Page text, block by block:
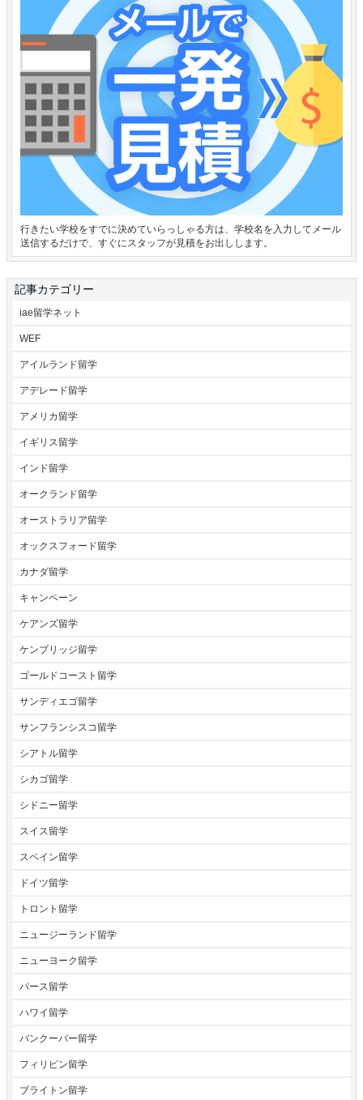
行きたい学校をすでに決めていらっしゃる方は、学校名を入力してメール
送信するだけで、すぐにスタッフが見積をお出しします。
記事カテゴリー
iae留学ネット
WEF
アイルランド留学
アデレード留学
アメリカ留学
イギリス留学
インド留学
オークランド留学
オーストラリア留学
オックスフォード留学
カナダ留学
キャンペーン
ケアンズ留学
ケンブリッジ留学
ゴールドコースト留学
サンディエゴ留学
サンフランシスコ留学
シアトル留学
シカゴ留学
シドニー留学
スイス留学
スペイン留学
ドイツ留学
トロント留学
ニュージーランド留学
ニューヨーク留学
パース留学
ハワイ留学
バンクーバー留学
フィリピン留学
ブライトン留学